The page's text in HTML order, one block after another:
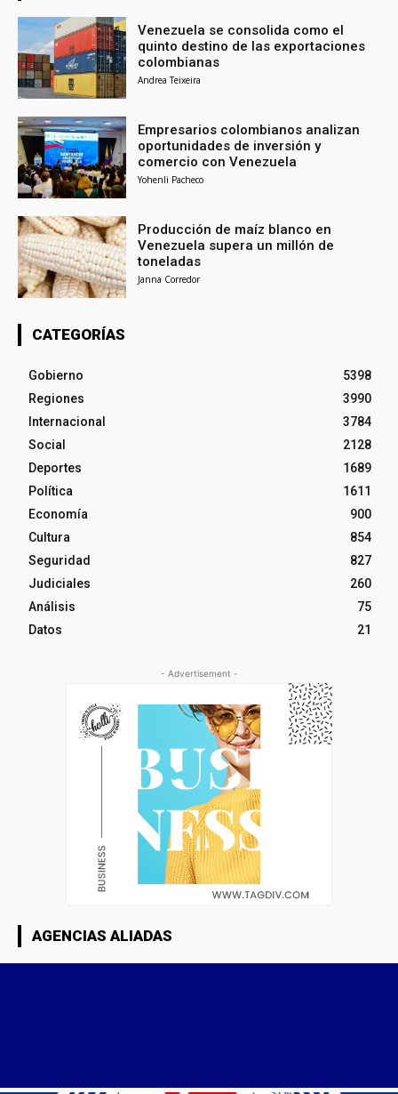
Venezuela se consolida como el
quinto destino de las exportaciones
colombianas
Andrea Teixeira
Empresarios colombianos analizan
oportunidades de inversión y
comercio con Venezuela
Yohenli Pacheco
Producción de maíz blanco en
Venezuela supera un millón de
toneladas
Janna Corredor
CATEGORÍAS
Gobierno
5398
Regiones
3990
Internacional
3784
Social
2128
Deportes
1689
Política
1611
Economía
900
Cultura
854
Seguridad
827
Judiciales
260
Análisis
75
Datos
21
- Advertisement -
AGENCIAS ALIADAS